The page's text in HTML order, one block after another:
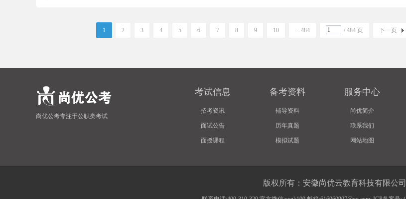
1 2 3 4 5 6 7 8 9 10 ... 484 / 484 页 下一页
尚优公考专注于公职类考试
考试信息
招考资讯
面试公告
面授课程
备考资料
辅导资料
历年真题
模拟试题
服务中心
尚优简介
联系我们
网站地图
版权所有：安徽尚优云教育科技有限公司